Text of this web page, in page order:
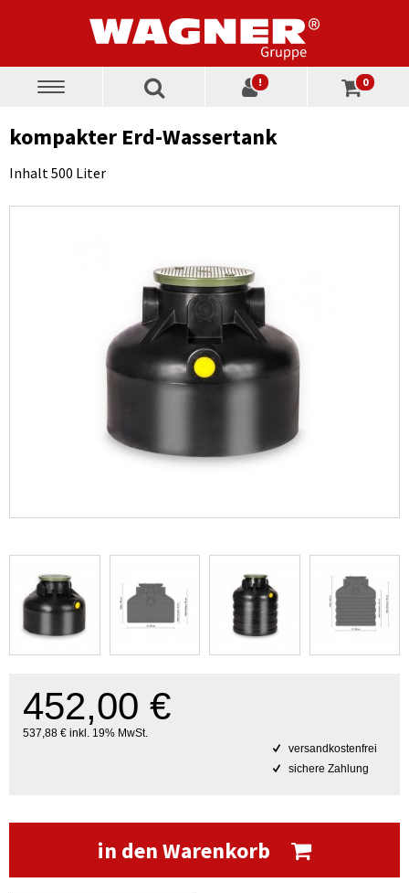
Toggle
! 0
kompakter Erd-Wassertank
Inhalt 500 Liter
452,00 €
537,88 € inkl. 19% MwSt.
versandkostenfrei
sichere Zahlung
in den Warenkorb